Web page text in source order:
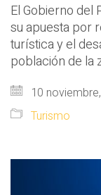
El Gobierno del
su apuesta por
turística y el
población de la
10
Turismo